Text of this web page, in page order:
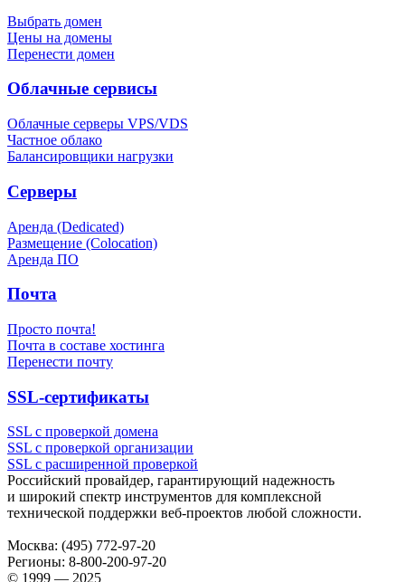
Выбрать домен
Цены на домены
Перенести домен
Облачные сервисы
Облачные серверы VPS/VDS
Частное облако
Балансировщики нагрузки
Серверы
Аренда (Dedicated)
Размещение (Colocation)
Аренда ПО
Почта
Просто почта!
Почта в составе хостинга
Перенести почту
SSL-сертификаты
SSL с проверкой домена
SSL с проверкой организации
SSL с расширенной проверкой
Российский провайдер, гарантирующий надежность
и широкий спектр инструментов для комплексной
технической поддержки веб-проектов любой сложности.
Москва: (495) 772-97-20
Регионы: 8-800-200-97-20
© 1999 — 2025